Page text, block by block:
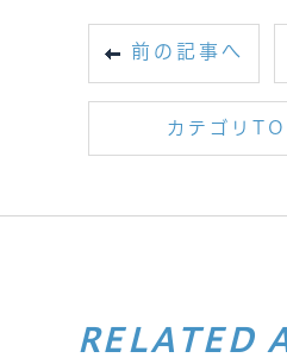
前の記事へ
カテゴリ
RELATED